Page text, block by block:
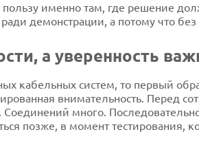
именно там, где решение
демонстрации, а потому что
а уверенность
кабельных систем, то первый
внимательность. Перед
много.
позже, в момент тестирования,